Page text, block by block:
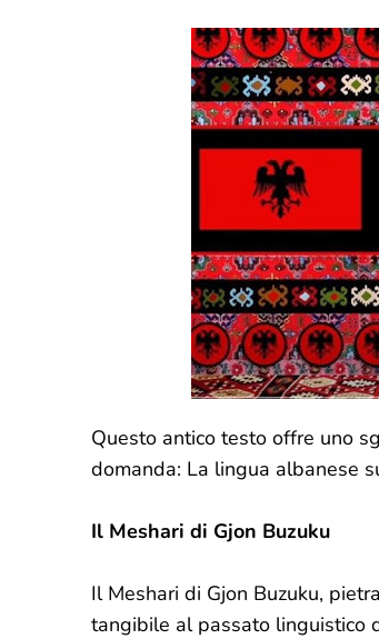
Questo antico testo offre uno
domanda: La lingua albanese
Il Meshari di Gjon Buzuku
Il Meshari di Gjon Buzuku,
tangibile al passato linguistico